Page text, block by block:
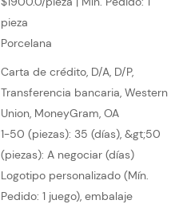
pieza
Porcelana
Carta de crédito, D/A, D/P,
Transferencia bancaria, Western
Union, MoneyGram, OA
1-50 (piezas): 35 (días), &gt;50
(piezas): A negociar (días)
Logotipo personalizado (Mín.
Pedido: 1 juego), embalaje